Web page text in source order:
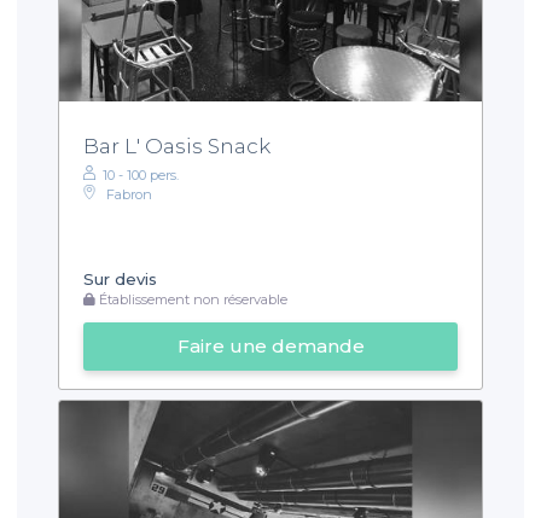
Bar L' Oasis Snack
10 - 100 pers.
Fabron
Sur devis
Établissement non réservable
Faire une demande